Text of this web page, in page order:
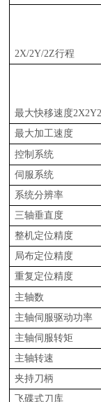
2X/2Y/2Z行程
最大快移速度
最大加工速度
控制系统
伺服系统
系统分辨率
三轴垂直度
整机定位精度
局布定位精度
重复定位精度
主轴数
主轴伺服驱动功率
主轴伺服转矩
主轴转速
夹持刀柄
飞碟式刀库